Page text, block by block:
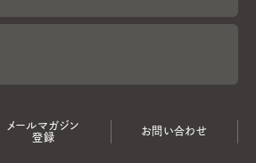
メールマガジン
登録
お問い合わせ